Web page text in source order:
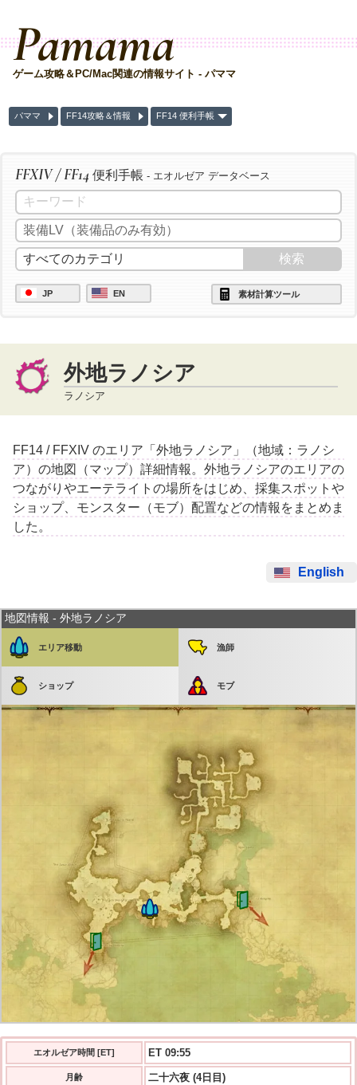
Pamama
ゲーム攻略＆PC/Mac関連の情報サイト - パママ
パママ FF14攻略＆情報 FF14 便利手帳
FFXIV / FF14 便利手帳 - エオルゼア データベース
JP EN 素材計算ツール
外地ラノシア
ラノシア
FF14 / FFXIV のエリア「外地ラノシア」（地域：ラノシ
ア）の地図（マップ）詳細情報。外地ラノシアのエリアの
つながりやエーテライトの場所をはじめ、採集スポットや
ショップ、モンスター（モブ）配置などの情報をまとめま
した。
English
地図情報 - 外地ラノシア
エリア移動 漁師
ショップ モブ
エオルゼア時間 [ET] ET 09:56
月齢 二十六夜 (4日目)